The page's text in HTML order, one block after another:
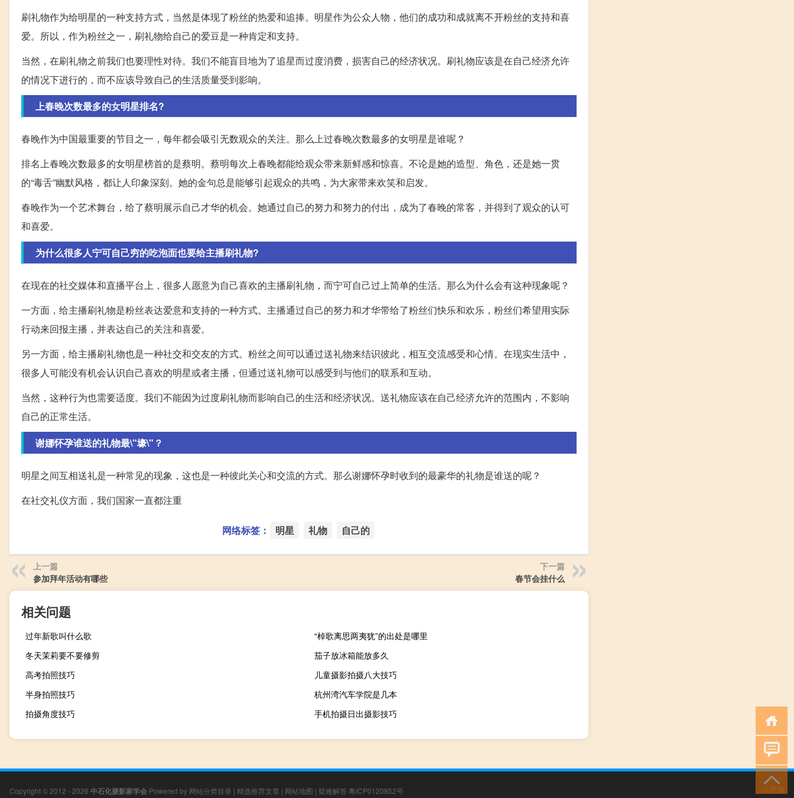
刷礼物作为给明星的一种支持方式，当然是体现了粉丝的热爱和追捧。明星作为公众人物，他们的成功和成就离不开粉丝的支持和喜
爱。所以，作为粉丝之一，刷礼物给自己的爱豆是一种肯定和支持。
当然，在刷礼物之前我们也要理性对待。我们不能盲目地为了追星而过度消费，损害自己的经济状况。刷礼物应该是在自己经济允许
的情况下进行的，而不应该导致自己的生活质量受到影响。
上春晚次数最多的女明星排名?
春晚作为中国最重要的节目之一，每年都会吸引无数观众的关注。那么上过春晚次数最多的女明星是谁呢？
排名上春晚次数最多的女明星榜首的是蔡明。蔡明每次上春晚都能给观众带来新鲜感和惊喜。不论是她的造型、角色，还是她一贯
的“毒舌”幽默风格，都让人印象深刻。她的金句总是能够引起观众的共鸣，为大家带来欢笑和启发。
春晚作为一个艺术舞台，给了蔡明展示自己才华的机会。她通过自己的努力和努力的付出，成为了春晚的常客，并得到了观众的认可
和喜爱。
为什么很多人宁可自己穷的吃泡面也要给主播刷礼物?
在现在的社交媒体和直播平台上，很多人愿意为自己喜欢的主播刷礼物，而宁可自己过上简单的生活。那么为什么会有这种现象呢？
一方面，给主播刷礼物是粉丝表达爱意和支持的一种方式。主播通过自己的努力和才华带给了粉丝们快乐和欢乐，粉丝们希望用实际
行动来回报主播，并表达自己的关注和喜爱。
另一方面，给主播刷礼物也是一种社交和交友的方式。粉丝之间可以通过送礼物来结识彼此，相互交流感受和心情。在现实生活中，
很多人可能没有机会认识自己喜欢的明星或者主播，但通过送礼物可以感受到与他们的联系和互动。
当然，这种行为也需要适度。我们不能因为过度刷礼物而影响自己的生活和经济状况。送礼物应该在自己经济允许的范围内，不影响
自己的正常生活。
谢娜怀孕谁送的礼物最\"壕\"？
明星之间互相送礼是一种常见的现象，这也是一种彼此关心和交流的方式。那么谢娜怀孕时收到的最豪华的礼物是谁送的呢？
在社交礼仪方面，我们国家一直都注重
网络标签： 明星 礼物 自己的
上一篇
参加拜年活动有哪些
下一篇
春节会挂什么
相关问题
过年新歌叫什么歌
“棹歌离思两夷犹”的出处是哪里
冬天茉莉要不要修剪
茄子放冰箱能放多久
高考拍照技巧
儿童摄影拍摄八大技巧
半身拍照技巧
杭州湾汽车学院是几本
拍摄角度技巧
手机拍摄日出摄影技巧
Copyright © 2012 - 2026 中石化摄影家学会 Powered by 网站分类目录 | 精选推荐文章 | 网站地图 | 疑难解答 粤ICP0120852号